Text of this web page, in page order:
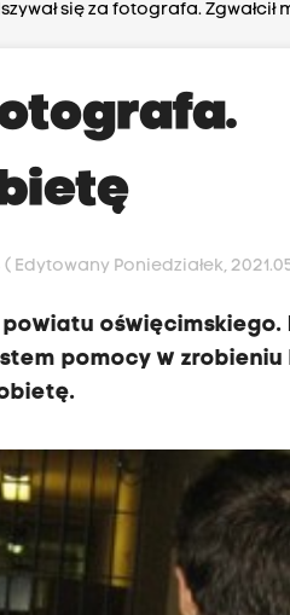
się za fotografa. Zgwałcił
( Edytowany Poniedziałek,
oświęcimskiego.
pomocy w